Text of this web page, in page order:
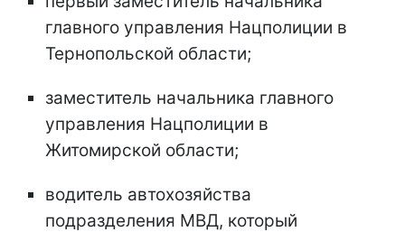
главного управления Нацполиции в
Тернопольской области;
заместитель начальника главного
управления Нацполиции в
Житомирской области;
водитель автохозяйства
подразделения МВД, который